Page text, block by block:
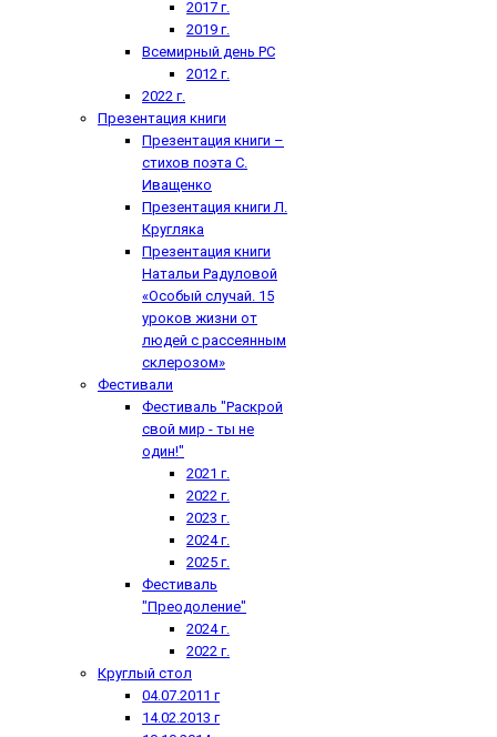
2017 г.
2019 г.
Всемирный день РС
2012 г.
2022 г.
Презентация книги
Презентация книги –
стихов поэта С.
Иващенко
Презентация книги Л.
Кругляка
Презентация книги
Натальи Радуловой
«Особый случай. 15
уроков жизни от
людей с рассеянным
склерозом»
Фестивали
Фестиваль "Раскрой
свой мир - ты не
один!"
2021 г.
2022 г.
2023 г.
2024 г.
2025 г.
Фестиваль
"Преодоление"
2024 г.
2022 г.
Круглый стол
04.07.2011 г
14.02.2013 г